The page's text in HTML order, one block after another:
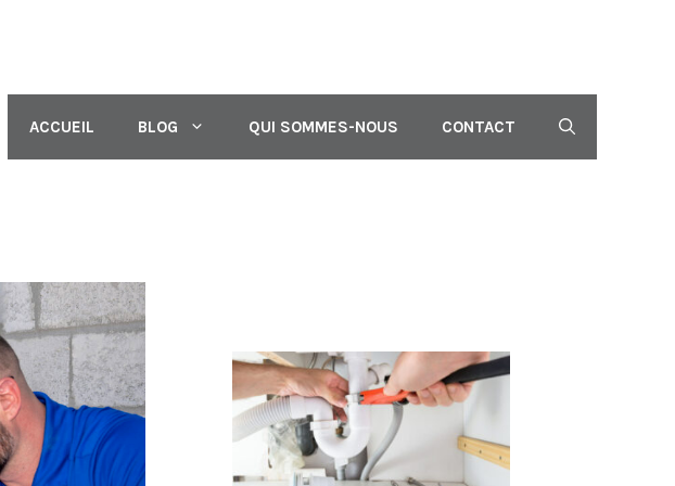
ACCUEIL BLOG QUI SOMMES-NOUS CONTACT